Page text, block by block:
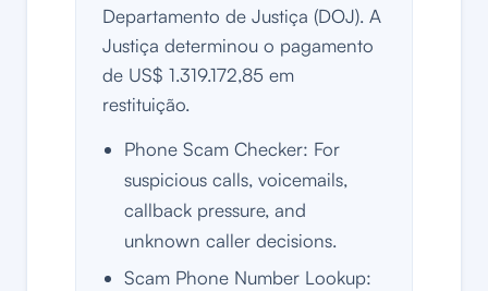
Departamento de Justiça (DOJ). A
Justiça determinou o pagamento
de US$ 1.319.172,85 em
restituição.
Phone Scam Checker: For
suspicious calls, voicemails,
callback pressure, and
unknown caller decisions.
Scam Phone Number Lookup: